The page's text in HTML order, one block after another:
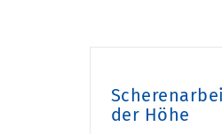
der Höhe